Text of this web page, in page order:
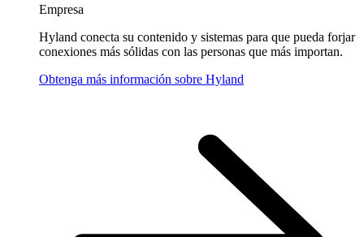
Empresa
Hyland conecta su contenido y sistemas para que pueda forjar
conexiones más sólidas con las personas que más importan.
Obtenga más información sobre Hyland